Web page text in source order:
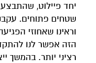
יחד פיילוט,
שטחים פתוחים.
וראינו שאחוזי
הזה אפשר לנו
רציני יותר. בהמשך